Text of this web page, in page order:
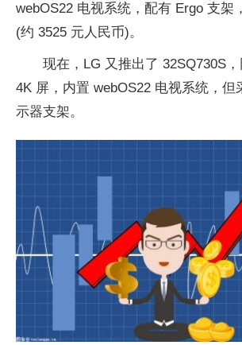
webOS22 电视系统，配有 Ergo 支架
(约 3525 元人民币)。
现在，LG 又推出了 32SQ730S
4K 屏，内置 webOS22 电视系统，但
示器支架。